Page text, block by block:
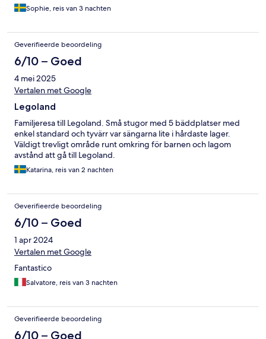
Sophie, reis van 3 nachten
Geverifieerde beoordeling
6/10 – Goed
4 mei 2025
Vertalen met Google
Legoland
Familjeresa till Legoland. Små stugor med 5 bäddplatser med
enkel standard och tyvärr var sängarna lite i hårdaste lager.
Väldigt trevligt område runt omkring för barnen och lagom
avstånd att gå till Legoland.
Katarina, reis van 2 nachten
Geverifieerde beoordeling
6/10 – Goed
1 apr 2024
Vertalen met Google
Fantastico
Salvatore, reis van 3 nachten
Geverifieerde beoordeling
6/10 – Goed